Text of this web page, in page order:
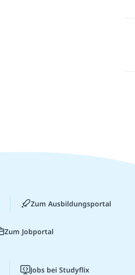
Zum Ausbildungsportal
Zum Jobportal
Jobs bei Studyflix